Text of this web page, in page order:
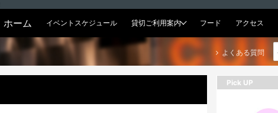
ホーム イベントスケジュール 貸切ご利用案内 フード アクセス
よくある質問
Pick UP